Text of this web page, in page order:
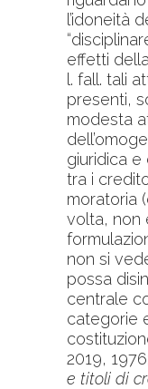
l’idoneità
effetti
l. fall. tali
presenti,
modesta
giuridica e
tra i
moratoria
volta, non
non si
possa
centrale
categorie
2019,
e titoli di